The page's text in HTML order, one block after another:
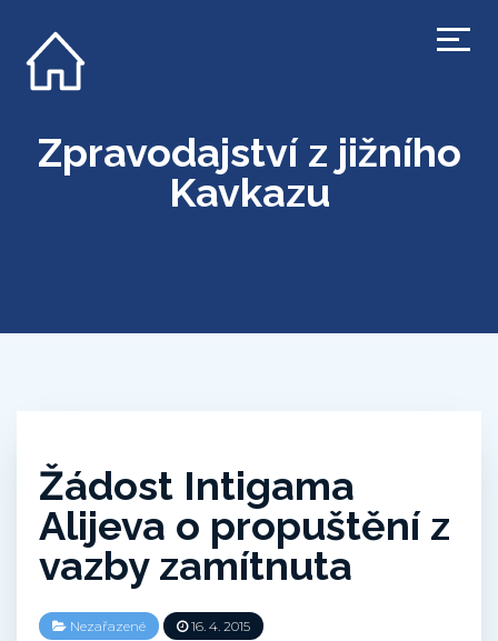
Zpravodajství z jižního
Kavkazu
Žádost Intigama
Alijeva o propuštění z
vazby zamítnuta
Nezařazené 16. 4. 2015